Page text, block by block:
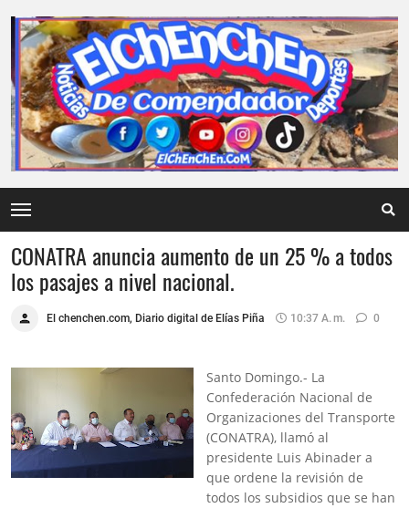
CONATRA anuncia aumento de un 25 % a todos
los pasajes a nivel nacional.
El chenchen.com, Diario digital de Elías Piña 10:37 A. M. 0
Santo Domingo.- La
Confederación Nacional de
Organizaciones del Transporte
(CONATRA), llamó al
presidente Luis Abinader a
que ordene la revisión de
todos los subsidios que se han